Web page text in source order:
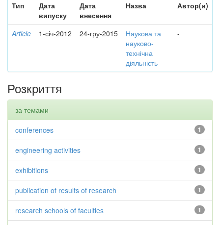
Тип
Дата
випуску
Дата
внесення
Назва Автор(и)
Article 1-січ-2012 24-гру-2015
Наукова та
науково-
технічна
діяльність
-
Розкриття
за темами
1
conferences
1
engineering activities
1
exhibitions
1
publication of results of research
1
research schools of faculties